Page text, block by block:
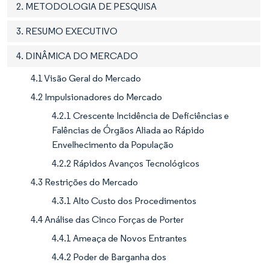
2. METODOLOGIA DE PESQUISA
3. RESUMO EXECUTIVO
4. DINÂMICA DO MERCADO
4.1 Visão Geral do Mercado
4.2 Impulsionadores do Mercado
4.2.1 Crescente Incidência de Deficiências e
Falências de Órgãos Aliada ao Rápido
Envelhecimento da População
4.2.2 Rápidos Avanços Tecnológicos
4.3 Restrições do Mercado
4.3.1 Alto Custo dos Procedimentos
4.4 Análise das Cinco Forças de Porter
4.4.1 Ameaça de Novos Entrantes
4.4.2 Poder de Barganha dos